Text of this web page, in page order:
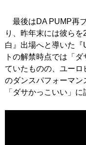
最後はDA PUMP再
り、昨年末には彼ら
白』出場へと導いた
トの解禁時点では「
ていたものの、ユーロ
のダンスパフォーマン
「ダサかっこいい」に